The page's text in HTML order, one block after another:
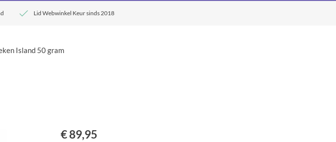
Lid Webwinkel Keur sinds 2018
Island 50 gram
€89,95